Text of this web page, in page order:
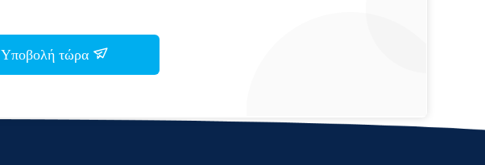
Υποβολή τώρα